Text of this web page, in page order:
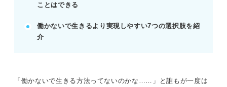
報酬の高い仕事や節約で必要な分だけ稼ぐ方法を検
フリーランスや資産形成で働き方や収入源を多様化
する。
ことはできる
働かないで生きるより実現しやすい7つの選択肢を紹
介
「働かないで生きる方法ってないのかな……」と誰もが一度は